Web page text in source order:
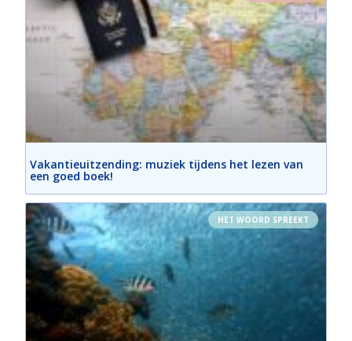
Vakantieuitzending: muziek tijdens het lezen van
een goed boek!
HET WOORD SPREEKT